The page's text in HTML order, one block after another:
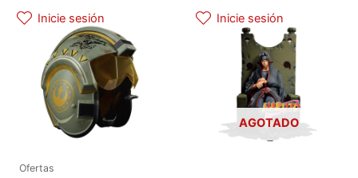
Inicie sesión
Ofertas
Inicie sesión
AGOTADO